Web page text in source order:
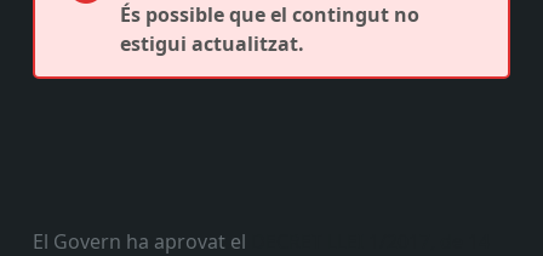
És possible que el contingut no
estigui actualitzat.
El Govern ha aprovat el